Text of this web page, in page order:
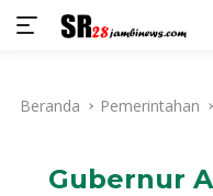
kontenBeranda Pemerintahan
Gubernur